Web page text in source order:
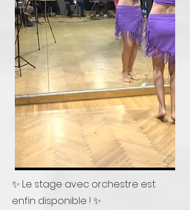
✨ Le stage avec orchestre est
enfin disponible ! ✨